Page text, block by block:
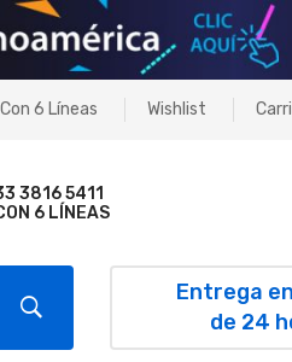
6 Líneas Wishlist
3816 5411
6 LÍNEAS
No products in the cart.
Entrega
de 24